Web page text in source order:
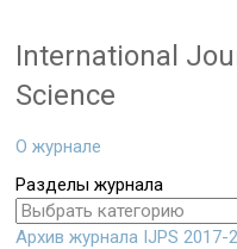
International
Science
О журнале
Разделы журнала
Архив журнала IJPS 2017-